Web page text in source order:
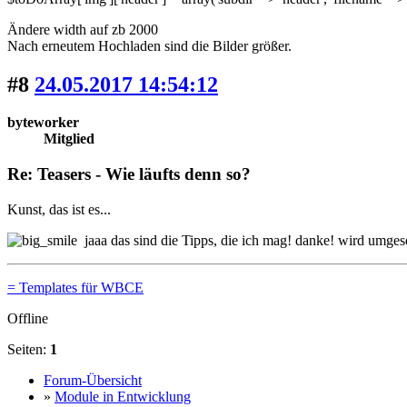
Ändere width auf zb 2000
Nach erneutem Hochladen sind die Bilder größer.
#8 24.05.2017 14:54:12
byteworker
Mitglied
Re: Teasers - Wie läufts denn so?
Kunst, das ist es...
jaaa das sind die Tipps, die ich mag! danke! wird
= Templates für WBCE
Offline
Seiten: 1
Forum-Übersicht
» Module in Entwicklung